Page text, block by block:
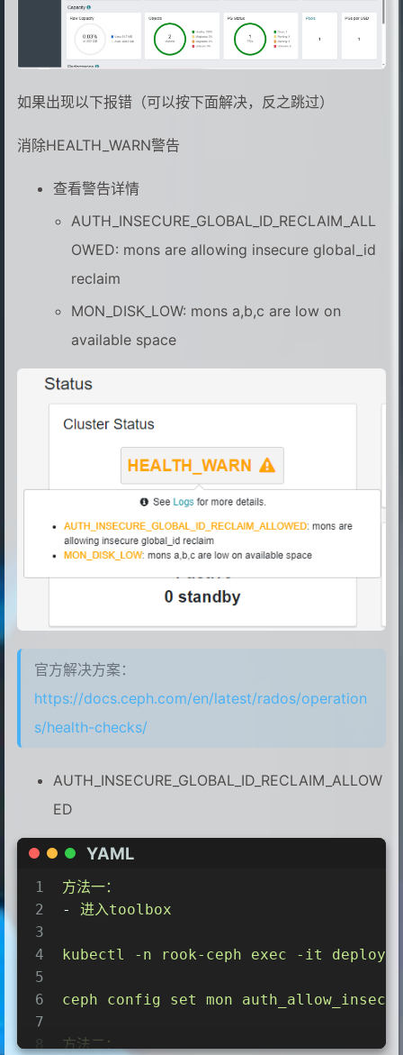
如果出现以下报错（可以按下面解决，反之跳过）
消除HEALTH_WARN警告
查看警告详情
AUTH_INSECURE_GLOBAL_ID_RECLAIM_ALL
OWED: mons are allowing insecure global_id
reclaim
MON_DISK_LOW: mons a,b,c are low on
available space
官方解决方案：
https://docs.ceph.com/en/latest/rados/operation
s/health-checks/
AUTH_INSECURE_GLOBAL_ID_RECLAIM_ALLOW
ED
YAML
1
2
3
4
5
6
7
8
方法一：
-
进入toolbox
kubectl -n rook-ceph exec -it deploy/
ceph config set mon
方法二：